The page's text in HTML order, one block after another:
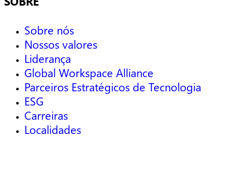
Sobre nós
Nossos valores
Liderança
Global Workspace Alliance
Parceiros Estratégicos de Tecnologia
ESG
Carreiras
Localidades